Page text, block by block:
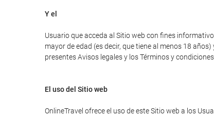
Y el
Usuario que acceda al Sitio web con fines
mayor de edad (es decir, que tiene al menos 18
presentes Avisos legales y los Términos y
El uso del Sitio web
OnlineTravel ofrece el uso de este Sitio web a los